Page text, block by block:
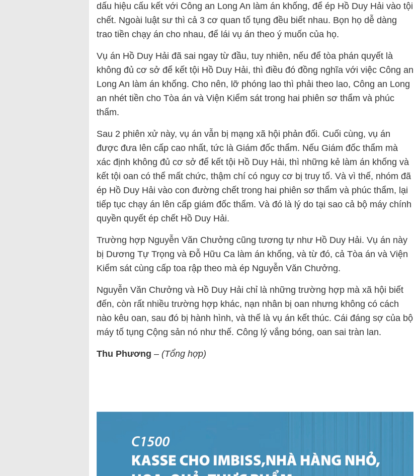
dấu hiệu cấu kết với Công an Long An làm án khống, để ép Hồ Duy Hải vào tội
chết. Ngoài luật sư thì cả 3 cơ quan tố tụng đều biết nhau. Bọn họ dễ dàng
trao tiền chạy án cho nhau, để lái vụ án theo ý muốn của họ.
Vụ án Hồ Duy Hải đã sai ngay từ đầu, tuy nhiên, nếu để tòa phán quyết là
không đủ cơ sở để kết tội Hồ Duy Hải, thì điều đó đồng nghĩa với việc Công an
Long An làm án khống. Cho nên, lỡ phóng lao thì phải theo lao, Công an Long
an nhét tiền cho Tòa án và Viện Kiểm sát trong hai phiên sơ thẩm và phúc
thẩm.
Sau 2 phiên xử này, vụ án vẫn bị mạng xã hội phản đối. Cuối cùng, vụ án
được đưa lên cấp cao nhất, tức là Giám đốc thẩm. Nếu Giám đốc thẩm mà
xác định không đủ cơ sở để kết tội Hồ Duy Hải, thì những kẻ làm án khống và
kết tội oan có thể mất chức, thậm chí có nguy cơ bị truy tố. Và vì thế, nhóm đã
ép Hồ Duy Hải vào con đường chết trong hai phiên sơ thẩm và phúc thẩm, lại
tiếp tục chạy án lên cấp giám đốc thẩm. Và đó là lý do tại sao cả bộ máy chính
quyền quyết ép chết Hồ Duy Hải.
Trường hợp Nguyễn Văn Chưởng cũng tương tự như Hồ Duy Hải. Vụ án này
bị Dương Tự Trọng và Đỗ Hữu Ca làm án khống, và từ đó, cả Tòa án và Viện
Kiểm sát cùng cấp toa rập theo mà ép Nguyễn Văn Chưởng.
Nguyễn Văn Chưởng và Hồ Duy Hải chỉ là những trường hợp mà xã hội biết
đến, còn rất nhiều trường hợp khác, nạn nhân bị oan nhưng không có cách
nào kêu oan, sau đó bị hành hình, và thế là vụ án kết thúc. Cái đáng sợ của bộ
máy tố tụng Cộng sản nó như thế. Công lý vắng bóng, oan sai tràn lan.
Thu Phương – (Tổng hợp)